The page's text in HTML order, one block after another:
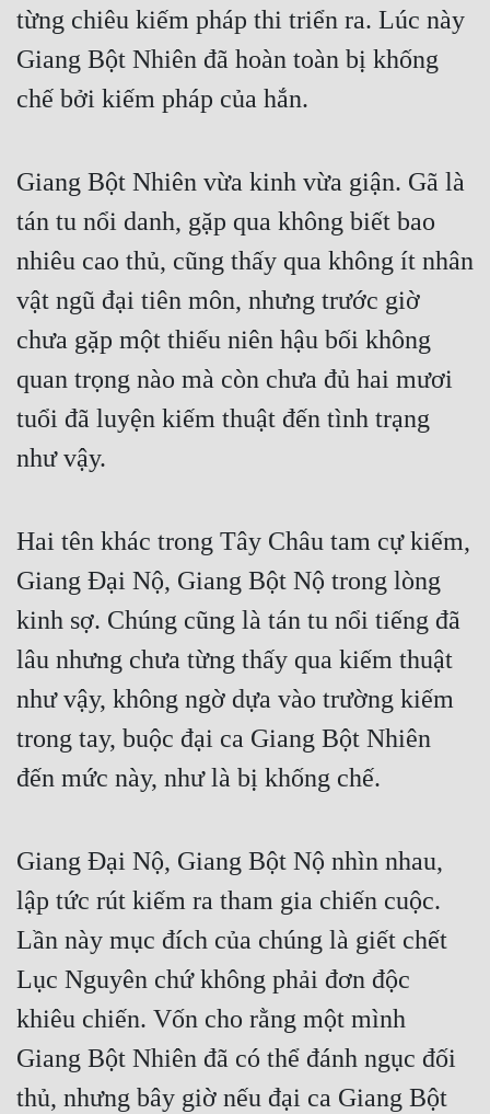
từng chiêu kiếm pháp thi triển ra. Lúc này
Giang Bột Nhiên đã hoàn toàn bị khống
chế bởi kiếm pháp của hắn.
Giang Bột Nhiên vừa kinh vừa giận. Gã là
tán tu nổi danh, gặp qua không biết bao
nhiêu cao thủ, cũng thấy qua không ít nhân
vật ngũ đại tiên môn, nhưng trước giờ
chưa gặp một thiếu niên hậu bối không
quan trọng nào mà còn chưa đủ hai mươi
tuổi đã luyện kiếm thuật đến tình trạng
như vậy.
Hai tên khác trong Tây Châu tam cự kiếm,
Giang Đại Nộ, Giang Bột Nộ trong lòng
kinh sợ. Chúng cũng là tán tu nổi tiếng đã
lâu nhưng chưa từng thấy qua kiếm thuật
như vậy, không ngờ dựa vào trường kiếm
trong tay, buộc đại ca Giang Bột Nhiên
đến mức này, như là bị khống chế.
Giang Đại Nộ, Giang Bột Nộ nhìn nhau,
lập tức rút kiếm ra tham gia chiến cuộc.
Lần này mục đích của chúng là giết chết
Lục Nguyên chứ không phải đơn độc
khiêu chiến. Vốn cho rằng một mình
Giang Bột Nhiên đã có thể đánh ngục đối
thủ, nhưng bây giờ nếu đại ca Giang Bột